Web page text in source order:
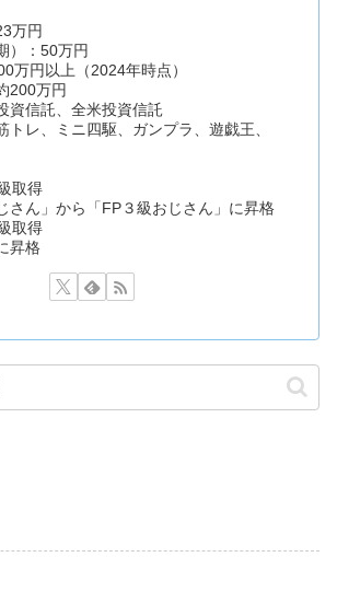
万円
）：50万円
万円以上（2024年時点）
200万円
資信託、全米投資信託
トレ、ミニ四駆、ガンプラ、遊戯王、
取得
さん」から「FP３級おじさん」に昇格
取得
昇格